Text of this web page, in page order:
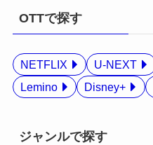
OTTで探す
NETFLIX U-NEXT
Lemino
Disney+
ジャンルで探す